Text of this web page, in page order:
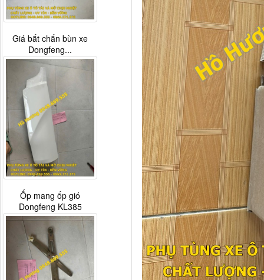
Giá bắt chắn bùn xe
Dongfeng...
Ốp mang ốp gió
Dongfeng KL385